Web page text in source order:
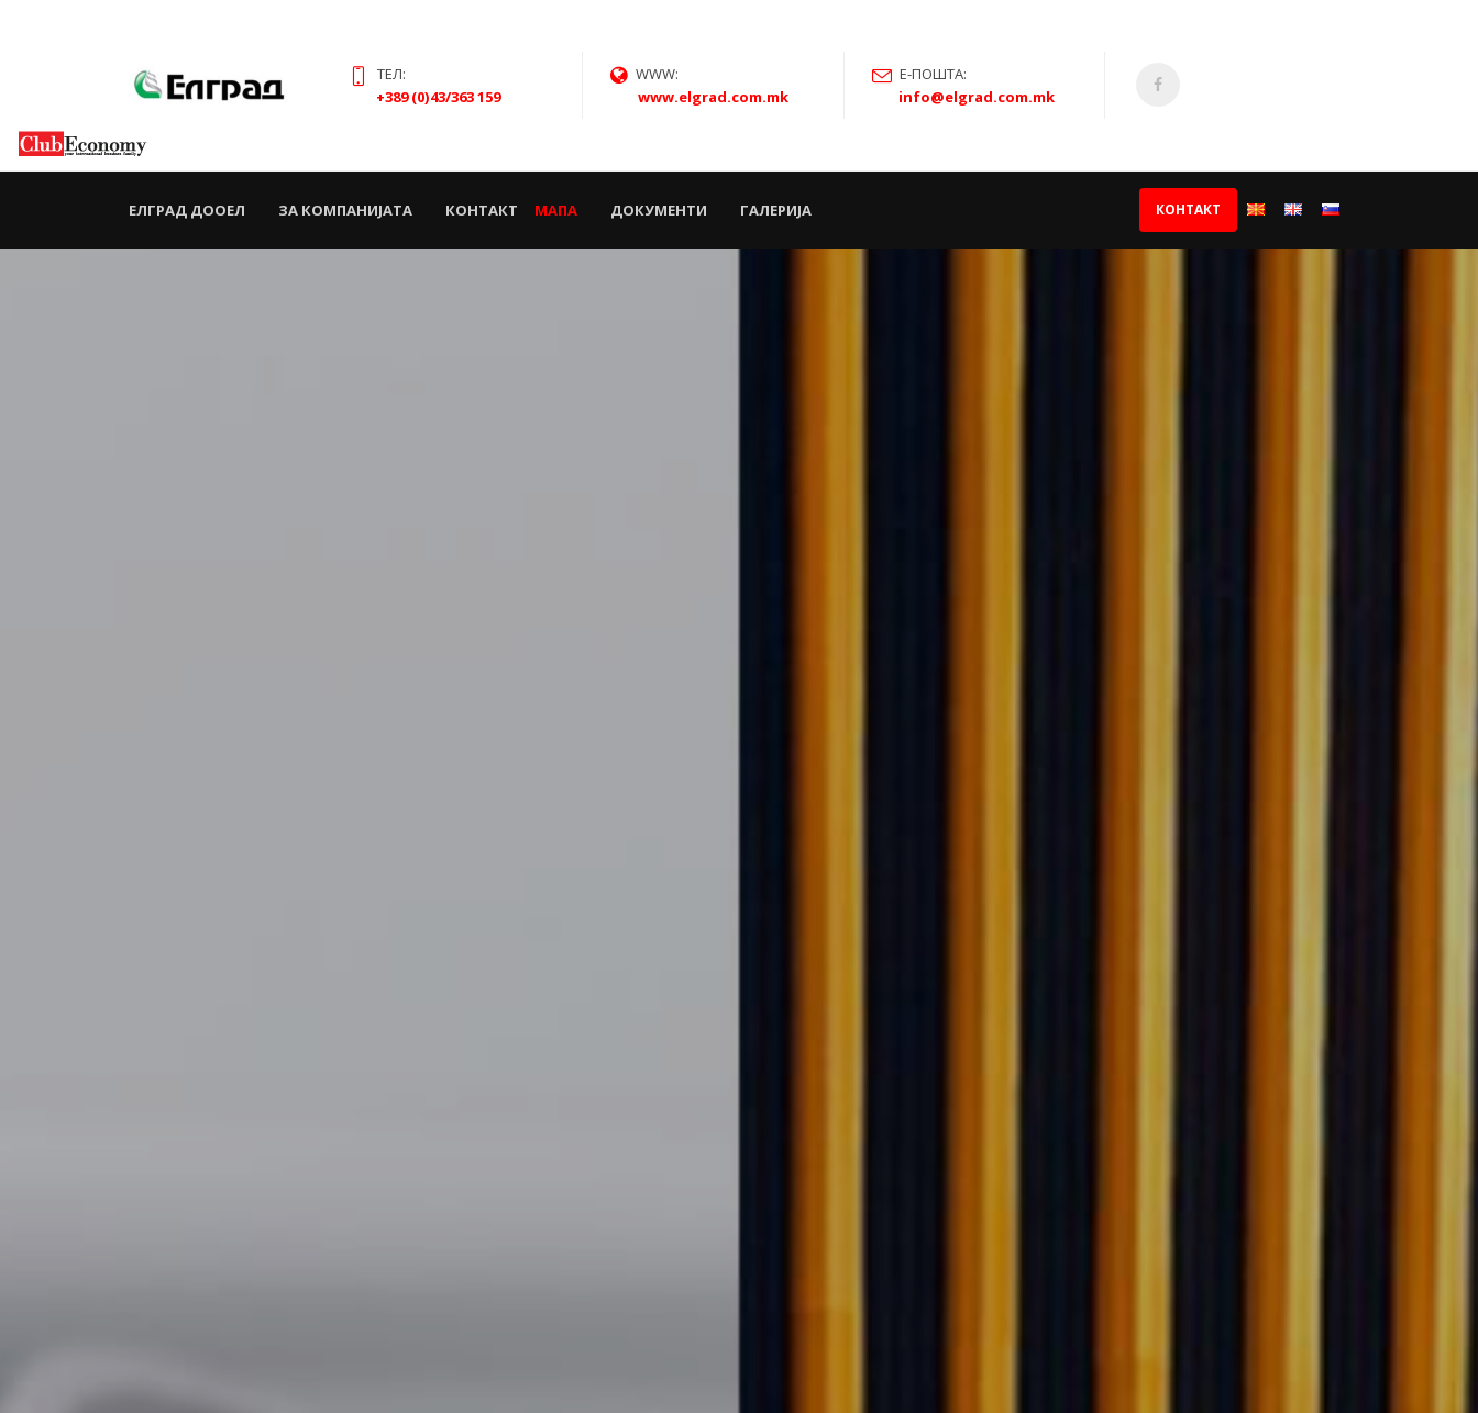
ТЕЛ:
+389 (0)43/363 159
WWW:
www.elgrad.com.mk
Е-ПОШТА:
info@elgrad.com.mk
ЕЛГРАД ДООЕЛ (CURRENT)
ЗА КОМПАНИЈАТА КОНТАКТ МАПА ДОКУМЕНТИ ГАЛЕРИЈА КОНТАКТ